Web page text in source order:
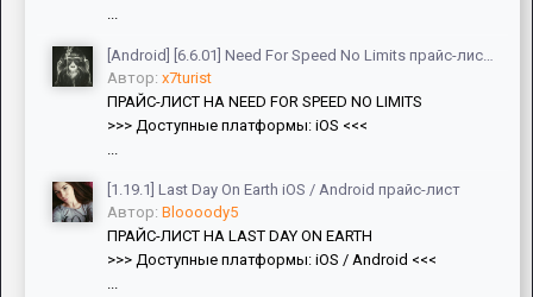
...
Автор: x7turist
ПРАЙС-ЛИСТ НА NEED FOR SPEED NO LIMITS
>>> Доступные платформы: iOS <<<
[1.19.1] Last Day On Earth iOS / Android прайс-лист
Автор: Bloooody5
ПРАЙС-ЛИСТ НА LAST DAY ON EARTH
>>> Доступные платформы: iOS / Android <<<
...